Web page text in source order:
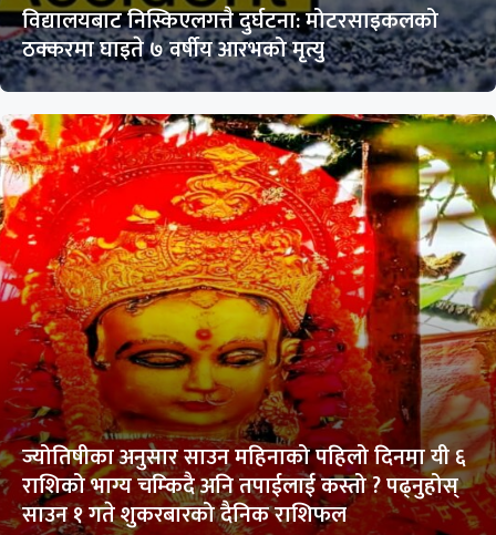
विद्यालयबाट निस्किएलगत्तै दुर्घटना: मोटरसाइकलको
ठक्करमा घाइते ७ वर्षीय आरभको मृत्यु
ज्योतिषीका अनुसार साउन महिनाको पहिलो दिनमा यी ६
राशिको भाग्य चम्किदै अनि तपाईलाई कस्तो ? पढ्नुहोस्
साउन १ गते शुकरबारको दैनिक राशिफल